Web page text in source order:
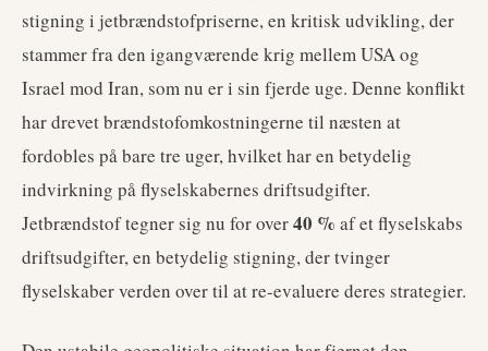
stigning i jetbrændstofpriserne, en kritisk udvikling, der
stammer fra den igangværende krig mellem USA og
Israel mod Iran, som nu er i sin fjerde uge. Denne konflikt
har drevet brændstofomkostningerne til næsten at
fordobles på bare tre uger, hvilket har en betydelig
indvirkning på flyselskabernes driftsudgifter.
Jetbrændstof tegner sig nu for over40 % af et flyselskabs
driftsudgifter, en betydelig stigning, der tvinger
flyselskaber verden over til at re-evaluere deres strategier.